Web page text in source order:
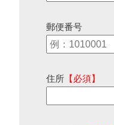
郵便番号
住所 【必須】